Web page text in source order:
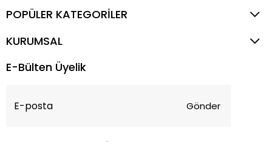
POPÜLER KATEGORİLER
KURUMSAL
E-Bülten Üyelik
Gönder